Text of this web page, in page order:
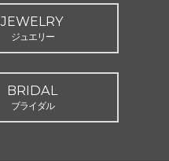
JEWELRY
ジュエリー
BRIDAL
ブライダル